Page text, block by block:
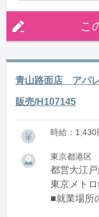
こ
青山路面店 アパ
販売/H107145
時給：1,430
東京都港区
都営大江
東京メト
■就業場所